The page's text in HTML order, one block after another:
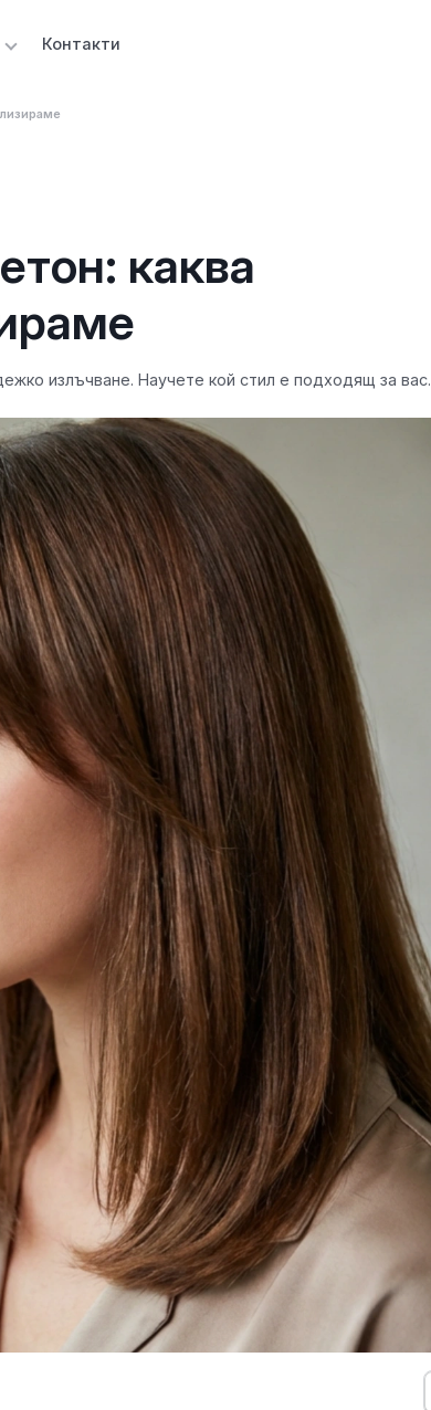
Контакти
каква
излъчване. Научете кой стил е подходящ за вас.